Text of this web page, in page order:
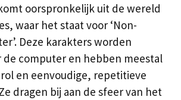
oorspronkelijk uit de wereld
waar het staat voor ‘Non-
Deze karakters worden
de computer en hebben meestal
en eenvoudige, repetitieve
dragen bij aan de sfeer van het